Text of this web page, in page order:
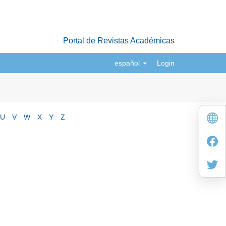
Portal de Revistas Académicas
español Login
U V W X Y Z